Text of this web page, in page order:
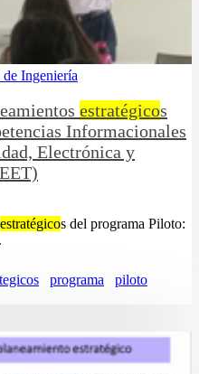
Ingeniería
estratégicos
Informacionales
Electrónica y
estratégicos del programa Piloto:
programa
piloto